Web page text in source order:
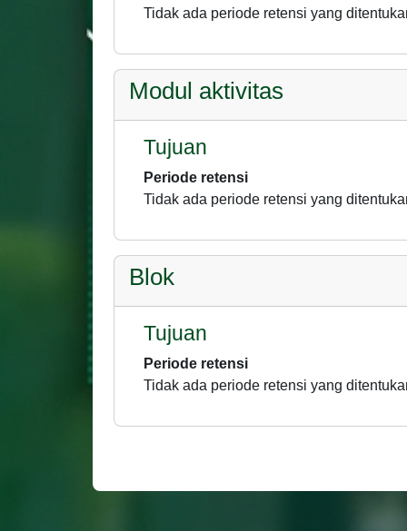
Tidak ada periode retensi yang
Modul aktivitas
Tujuan
Periode retensi
Tidak ada periode retensi yang
Blok
Tujuan
Periode retensi
Tidak ada periode retensi yang